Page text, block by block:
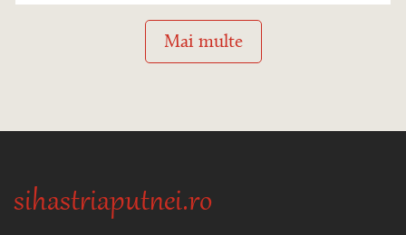
Mai multe
sihastriaputnei.ro